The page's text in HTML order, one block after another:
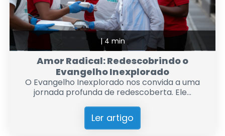
|4 min
Amor Radical: Redescobrindo o
Evangelho Inexplorado
O Evangelho Inexplorado nos convida a uma
jornada profunda de redescoberta. Ele...
Ler artigo